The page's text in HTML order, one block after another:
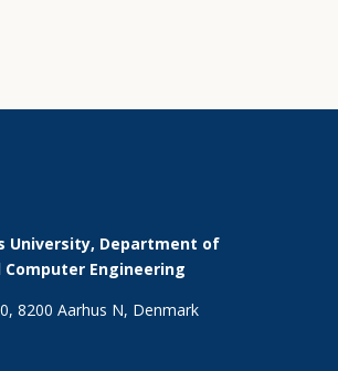
University, Department of
Computer Engineering
8200 Aarhus N, Denmark